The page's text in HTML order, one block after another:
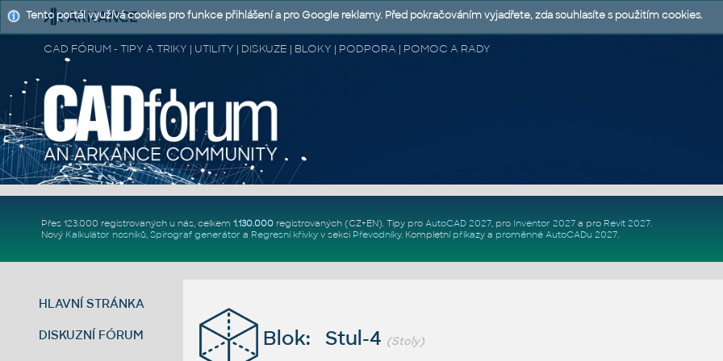
CAD FÓRUM - TIPY A TRIKY | UTILITY | DISKUZE | BLOKY | PODPORA | POMOC A RADY
Přes 123.000 registrovaných u nás, celkem 1.130.000registrovaných (CZ+EN). Tipy pro AutoCAD 2027, pro Inventor 2027a pro Revit 2027.
Nový Kalkulátor nosníků, Spirograf generátor a Regresní křivkyv sekci Převodníky. Kompletní příkazya proměnné AutoCADu 2027.
HLAVNÍ STRÁNKA
DISKUZNÍ FÓRUM Blok: Stul-4 (Stoly)
Tento portál využívá cookies pro funkce přihlášení a pro Google reklamy. Před pokračováním vyjadřete, zda souhlasíte s použitím cookies.